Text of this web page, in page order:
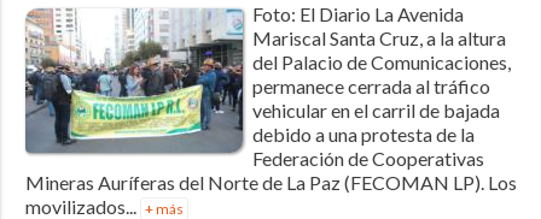
Foto: El Diario La Avenida
Mariscal Santa Cruz, a la altura
del Palacio de Comunicaciones,
permanece cerrada al tráfico
vehicular en el carril de bajada
debido a una protesta de la
Federación de Cooperativas
Mineras Auríferas del Norte de La Paz (FECOMAN LP). Los
movilizados...
+ más